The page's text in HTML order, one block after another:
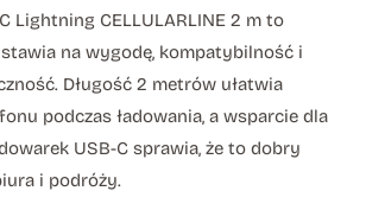
Lightning CELLULARLINE 2 m to
na wygodę, kompatybilność i
Długość 2 metrów ułatwia
podczas ładowania, a wsparcie dla
USB-C sprawia, że to dobry
i podróży.